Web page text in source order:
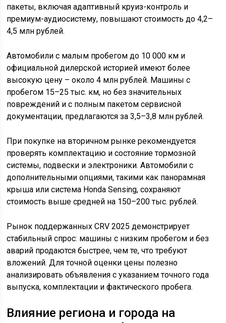
пакеты, включая адаптивный круиз-контроль и
премиум-аудиосистему, повышают стоимость до 4,2–
4,5 млн рублей.
Автомобили с малым пробегом до 10 000 км и
официальной дилерской историей имеют более
высокую цену – около 4 млн рублей. Машины с
пробегом 15–25 тыс. км, но без значительных
повреждений и с полным пакетом сервисной
документации, предлагаются за 3,5–3,8 млн рублей.
При покупке на вторичном рынке рекомендуется
проверять комплектацию и состояние тормозной
системы, подвески и электроники. Автомобили с
дополнительными опциями, такими как панорамная
крыша или система Honda Sensing, сохраняют
стоимость выше средней на 150–200 тыс. рублей.
Рынок поддержанных CRV 2025 демонстрирует
стабильный спрос: машины с низким пробегом и без
аварий продаются быстрее, чем те, что требуют
вложений. Для точной оценки цены полезно
анализировать объявления с указанием точного года
выпуска, комплектации и фактического пробега.
Влияние региона и города на